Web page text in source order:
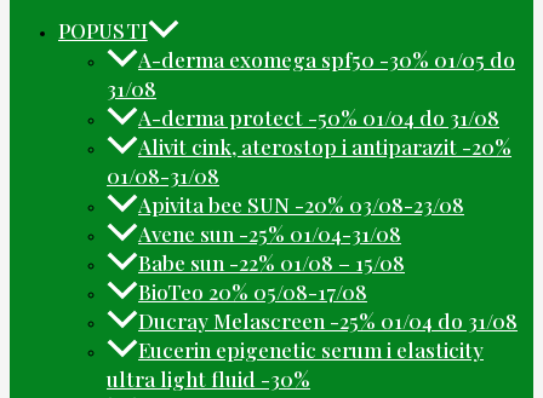
POPUSTI
A-derma exomega spf50 -30% 01/05 do
31/08
A-derma protect -50% 01/04 do 31/08
Alivit cink, aterostop i antiparazit -20%
01/08-31/08
Apivita bee SUN -20% 03/08-23/08
Avene sun -25% 01/04-31/08
Babe sun -22% 01/08 – 15/08
BioTeo 20% 05/08-17/08
Ducray Melascreen -25% 01/04 do 31/08
Eucerin epigenetic serum i elasticity
ultra light fluid -30%